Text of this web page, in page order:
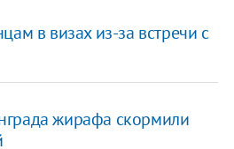
в визах из-за встречи с
жирафа скормили